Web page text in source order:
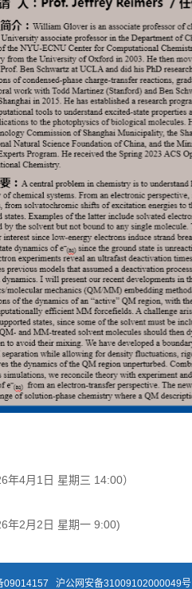
4月1日 星期三 14:00）
年2月2日 星期一 9:00)
09014157 沪公网安备31009102000049号